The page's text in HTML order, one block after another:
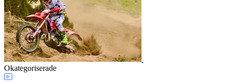
Okategoriserade